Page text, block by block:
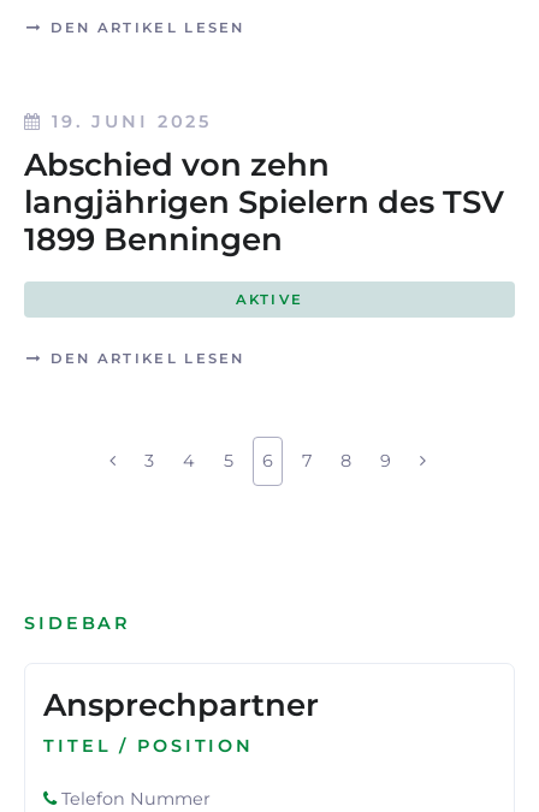
DEN ARTIKEL LESEN
19. JUNI 2025
Abschied von zehn
langjährigen Spielern des TSV
1899 Benningen
AKTIVE
DEN ARTIKEL LESEN
3 4 5 6 7 8 9
SIDEBAR
Ansprechpartner
TITEL / POSITION
Telefon Nummer